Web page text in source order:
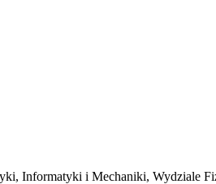
Informatyki i Mechaniki, Wydziale